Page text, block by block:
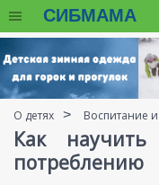
СИБМАМА
О детях Воспитание
Как научить
потреблению